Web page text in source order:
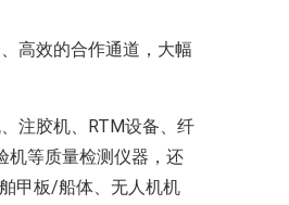
高效的合作通道，大幅
注胶机、RTM设备、纤
机等质量检测仪器，还
甲板/船体、无人机机